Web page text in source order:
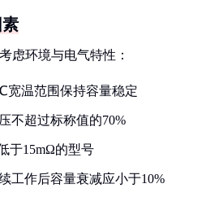
虑环境与电气特性：
宽温范围保持容量稳定
不超过标称值的70%
于15mΩ的型号
工作后容量衰减应小于10%